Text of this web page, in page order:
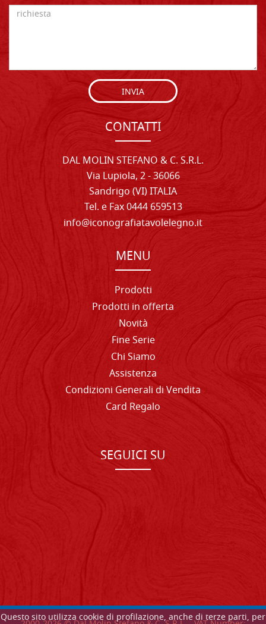
Questo sito utilizza cookie di profilazione, anche di terze parti, per
INVIA
CONTATTI
DAL MOLIN STEFANO & C. S.R.L.
Via Lupiola, 2 - 36066
Sandrigo (VI) ITALIA
Tel. e Fax 0444 659513
info@iconografiatavolelegno.it
MENU
Prodotti
Prodotti in offerta
Novità
Fine Serie
Chi Siamo
Assistenza
Condizioni Generali di Vendita
Card Regalo
SEGUICI SU